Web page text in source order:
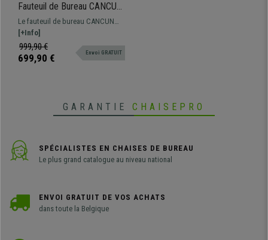
Fauteuil de Bureau CANCUN,
Rembourrage Épais, Dossier
Haut, en Tissu Bleu Foncé
Le fauteuil de bureau CANCUN
est très confortable grâce à son
rembourrage à haute densité et
ses formes ergonomiques, sans
[+Info]
999,90 €
699,90 € Envoi GRATUIT
GARANTIE CHAISEPRO
SPÉCIALISTES EN CHAISES DE BUREAU
Le plus grand catalogue au niveau national
ENVOI GRATUIT DE VOS ACHATS
dans toute la Belgique